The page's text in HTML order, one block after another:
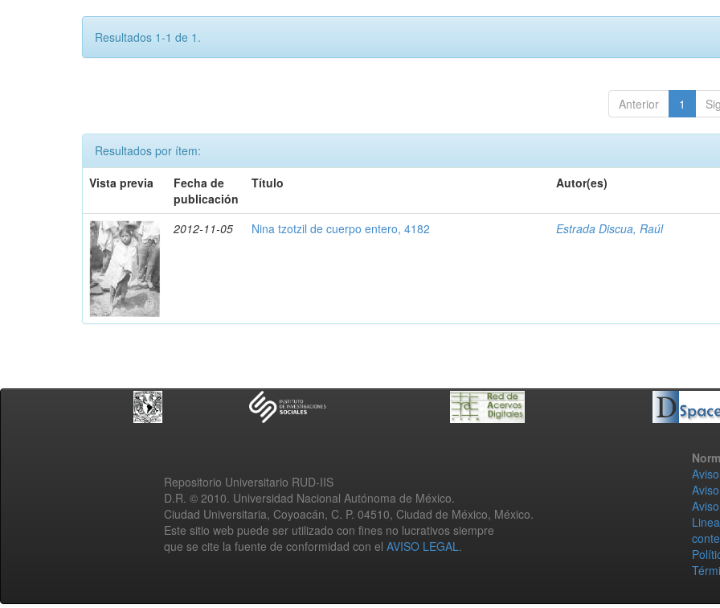
Resultados 1-1 de 1.
Anterior 1
Resultados por ítem:
Vista previa
Fecha de
publicación
Título Autor(es)
2012-11-05 Nina tzotzil de cuerpo entero, 4182 Estrada Discua, Raúl
Repositorio Universitario RUD-IIS
D.R. © 2010. Universidad Nacional Autónoma de México.
Ciudad Universitaria, Coyoacán, C. P. 04510, Ciudad de México, México.
Este sitio web puede ser utilizado con fines no lucrativos siempre
que se cite la fuente de conformidad con el AVISO LEGAL.